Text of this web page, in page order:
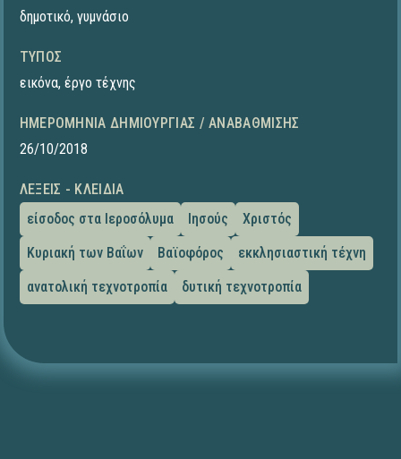
δημοτικό, γυμνάσιο
ΤΎΠΟΣ
εικόνα, έργο τέχνης
ΗΜΕΡΟΜΗΝΊΑ ΔΗΜΙΟΥΡΓΊΑΣ / ΑΝΑΒΆΘΜΙΣΗΣ
26/10/2018
ΛΈΞΕΙΣ - ΚΛΕΙΔΙΆ
είσοδος στα Ιεροσόλυμα
Ιησούς
Χριστός
Κυριακή των Βαΐων
Βαϊοφόρος
εκκλησιαστική τέχνη
ανατολική τεχνοτροπία
δυτική τεχνοτροπία